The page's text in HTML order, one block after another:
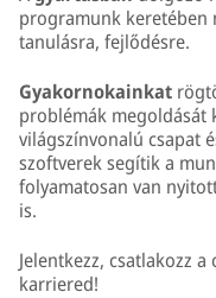
programunk keretében
tanulásra, fejlődésre.
Gyakornokainkat
problémák megoldását
világszínvonalú csapat
szoftverek segítik a
folyamatosan van
is.
Jelentkezz, csatlakozz
karriered!